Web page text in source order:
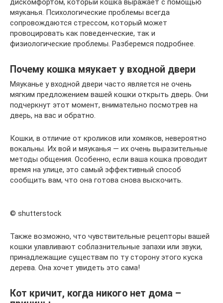
дискомфортом, который кошка выражает с помощью
мяуканья. Психологические проблемы всегда
сопровождаются стрессом, который может
провоцировать как поведенческие, так и
физиологические проблемы. Разберемся подробнее.
Почему кошка мяукает у входной двери
Мяуканье у входной двери часто является не очень
мягким предложением вашей кошки открыть дверь. Они
подчеркнут этот момент, внимательно посмотрев на
дверь, на вас и обратно.
Кошки, в отличие от кроликов или хомяков, невероятно
вокальны. Их вой и мяуканья — их очень выразительные
методы общения. Особенно, если ваша кошка проводит
время на улице, это самый эффективный способ
сообщить вам, что она готова снова выскочить.
© shutterstock
Также возможно, что чувствительные рецепторы вашей
кошки улавливают соблазнительные запахи или звуки,
принадлежащие существам по ту сторону этого куска
дерева. Она хочет увидеть это сама!
Кот кричит, когда никого нет дома –